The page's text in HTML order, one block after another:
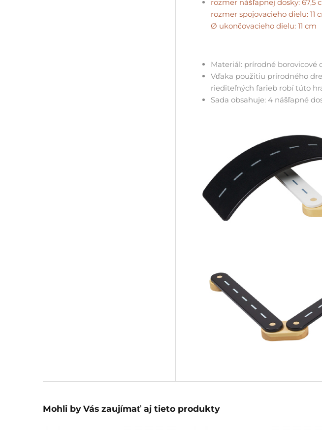
rozmer nášľapnej dosky: 67,5
rozmer spojovacieho dielu: 11
Ø ukončovacieho dielu: 11 cm
Materiál: prírodné borovicové
Vďaka použitiu prírodného
riediteľných farieb robí túto
Sada obsahuje: 4 nášľapné
Mohli by Vás zaujímať aj tieto produkty